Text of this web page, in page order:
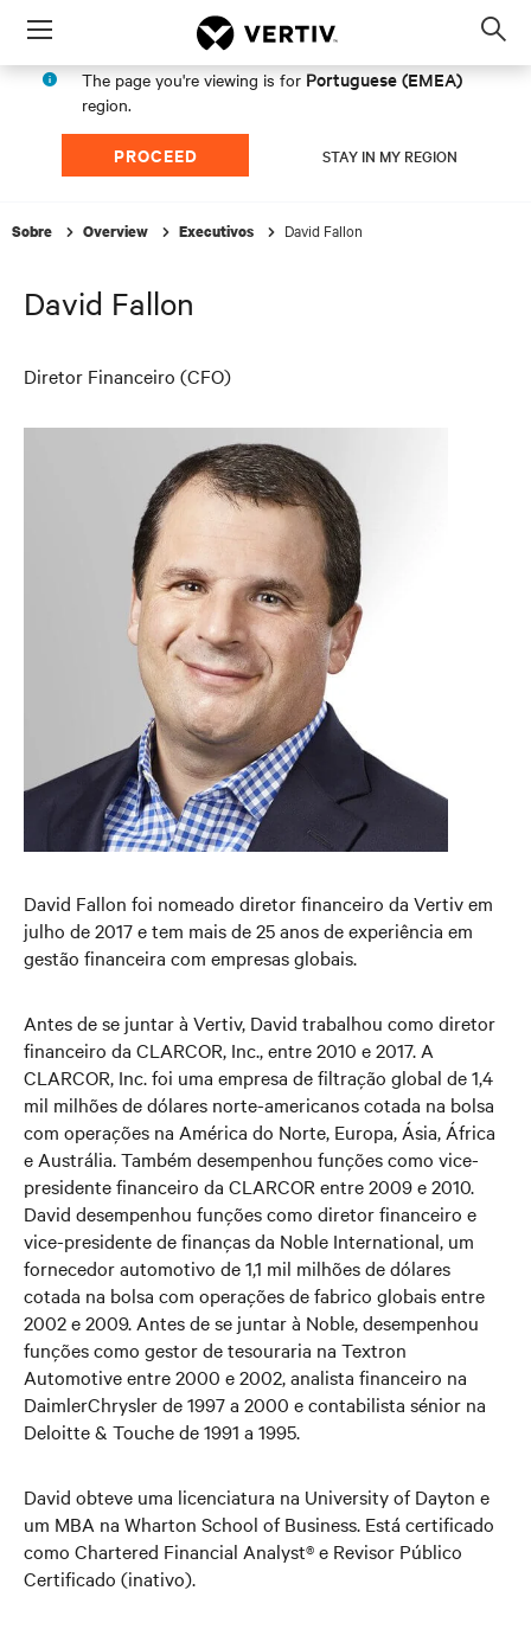
Menu
The page you're viewing is for Portuguese (EMEA)
region.
PROCEED STAY IN MY REGION
Sobre Overview Executivos David Fallon
David Fallon
Diretor Financeiro (CFO)
David Fallon foi nomeado diretor financeiro da Vertiv em
julho de 2017 e tem mais de 25 anos de experiência em
gestão financeira com empresas globais.
Antes de se juntar à Vertiv, David trabalhou como diretor
financeiro da CLARCOR, Inc., entre 2010 e 2017. A
CLARCOR, Inc. foi uma empresa de filtração global de 1,4
mil milhões de dólares norte-americanos cotada na bolsa
com operações na América do Norte, Europa, Ásia, África
e Austrália. Também desempenhou funções como vice-
presidente financeiro da CLARCOR entre 2009 e 2010.
David desempenhou funções como diretor financeiro e
vice-presidente de finanças da Noble International, um
fornecedor automotivo de 1,1 mil milhões de dólares
cotada na bolsa com operações de fabrico globais entre
2002 e 2009. Antes de se juntar à Noble, desempenhou
funções como gestor de tesouraria na Textron
Automotive entre 2000 e 2002, analista financeiro na
DaimlerChrysler de 1997 a 2000 e contabilista sénior na
Deloitte & Touche de 1991 a 1995.
David obteve uma licenciatura na University of Dayton e
um MBA na Wharton School of Business. Está certificado
como Chartered Financial Analyst® e Revisor Público
Certificado (inativo).